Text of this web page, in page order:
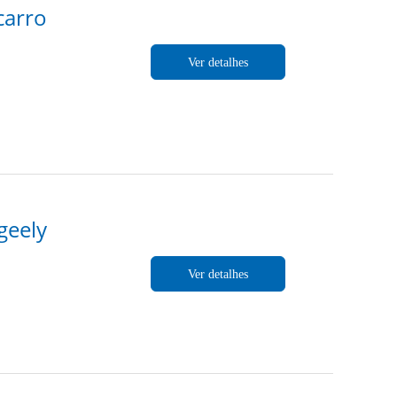
Ver detalhes
Ver detalhes